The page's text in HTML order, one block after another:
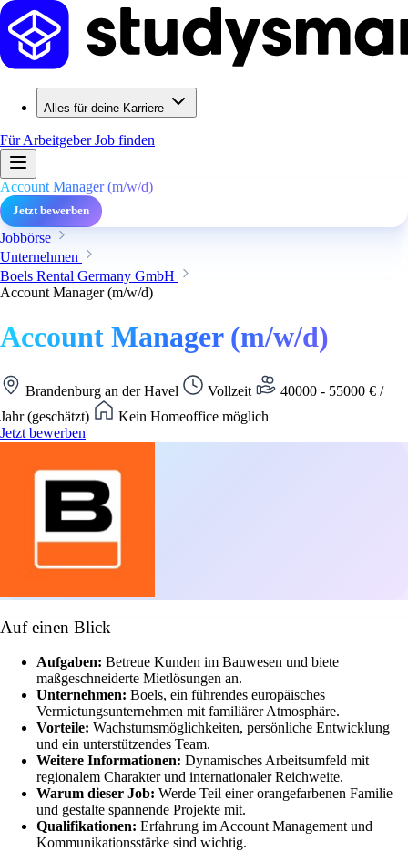
Alles für deine Karriere
Für ArbeitgeberJob finden
Account Manager (m/w/d)
Jetzt bewerben
Jobbörse
Unternehmen
Boels Rental Germany GmbH
Account Manager (m/w/d)
Account Manager (m/w/d)
Brandenburg an der Havel Vollzeit
40000 - 55000 € /
Jahr (geschätzt)
Kein Homeoffice möglich
Jetzt bewerben
Auf einen Blick
Aufgaben: Betreue Kunden im Bauwesen und biete
maßgeschneiderte Mietlösungen an.
Unternehmen: Boels, ein führendes europäisches
Vermietungsunternehmen mit familiärer Atmosphäre.
Vorteile: Wachstumsmöglichkeiten, persönliche Entwicklung
und ein unterstützendes Team.
Weitere Informationen: Dynamisches Arbeitsumfeld mit
regionalem Charakter und internationaler Reichweite.
Warum dieser Job: Werde Teil einer orangefarbenen Familie
und gestalte spannende Projekte mit.
Qualifikationen: Erfahrung im Account Management und
Kommunikationsstärke sind wichtig.